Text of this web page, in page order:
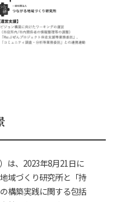
は、2023年8月21日に
域づくり研究所と「持
構築実践に関する包括